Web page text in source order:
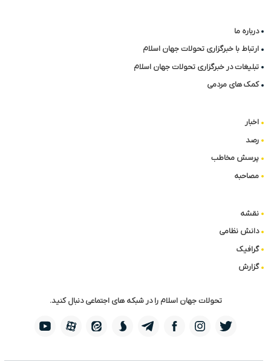
درباره ما
ارتباط با خبرگزاری تحولات جهان اسلام
تبلیغات در خبرگزاری تحولات جهان اسلام
کمک های مردمی
اخبار
رصد
پرسش مخاطب
مصاحبه
نقشه
دانش نظامی
گرافیک
گزارش
تحولات جهان اسلام را در شبکه های اجتماعی دنبال کنید.